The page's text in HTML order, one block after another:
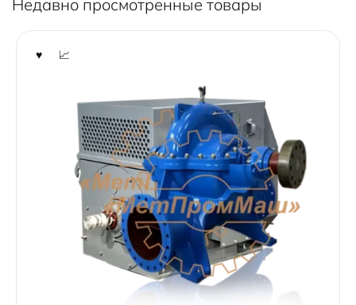
Недавно просмотренные товары